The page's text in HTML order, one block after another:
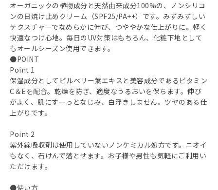
オーガニックの植物成分と天然由来成分100%の、ノンシリコ
ンの日焼け止めクリーム（SPF25/PA++）です。みずみずしい
テクスチャーでなめらかに伸び、つややかな仕上がりに。軽く
快適なつけ心地。毎日のUV対策はもちろん、化粧下地として
もオールシーズン使用できます。
●POINT
Point 1
保湿成分としてビルベリー葉エキスと美容成分であるビタミン
C＆Eを配合。乾燥を防ぎ、適度なうるおいを保ちます。伸び
がよく、肌にすーっとなじみ、白浮きしません。ツヤのある仕
上がりです。
Point 2
紫外線吸収剤は使用していないノンケミカル処方です。ニオイ
もなく、石けんで落とせます。お子様や男性も気軽にご利用い
ただけます。
●使い方